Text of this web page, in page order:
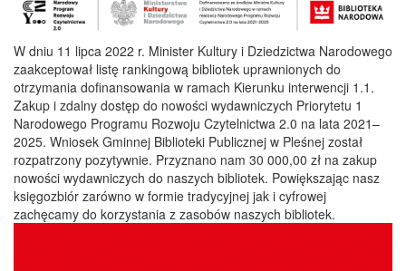
W dniu 11 lipca 2022 r. Minister Kultury i Dziedzictwa Narodowego
zaakceptował listę rankingową bibliotek uprawnionych do
otrzymania dofinansowania w ramach Kierunku interwencji 1.1.
Zakup i zdalny dostęp do nowości wydawniczych Priorytetu 1
Narodowego Programu Rozwoju Czytelnictwa 2.0 na lata 2021–
2025. Wniosek Gminnej Biblioteki Publicznej w Pleśnej został
rozpatrzony pozytywnie. Przyznano nam 30 000,00 zł na zakup
nowości wydawniczych do naszych bibliotek. Powiększając nasz
księgozbiór zarówno w formie tradycyjnej jak i cyfrowej
zachęcamy do korzystania z zasobów naszych bibliotek.